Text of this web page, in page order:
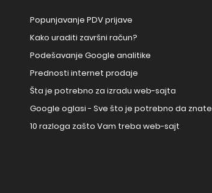
Popunjavanje PDV prijave
Kako uraditi završni račun?
Podešavanje Google analitike
Prednosti internet prodaje
Šta je potrebno za izradu web-sajta
Google oglasi - Sve što je potrebno da znate
10 razloga zašto Vam treba web-sajt